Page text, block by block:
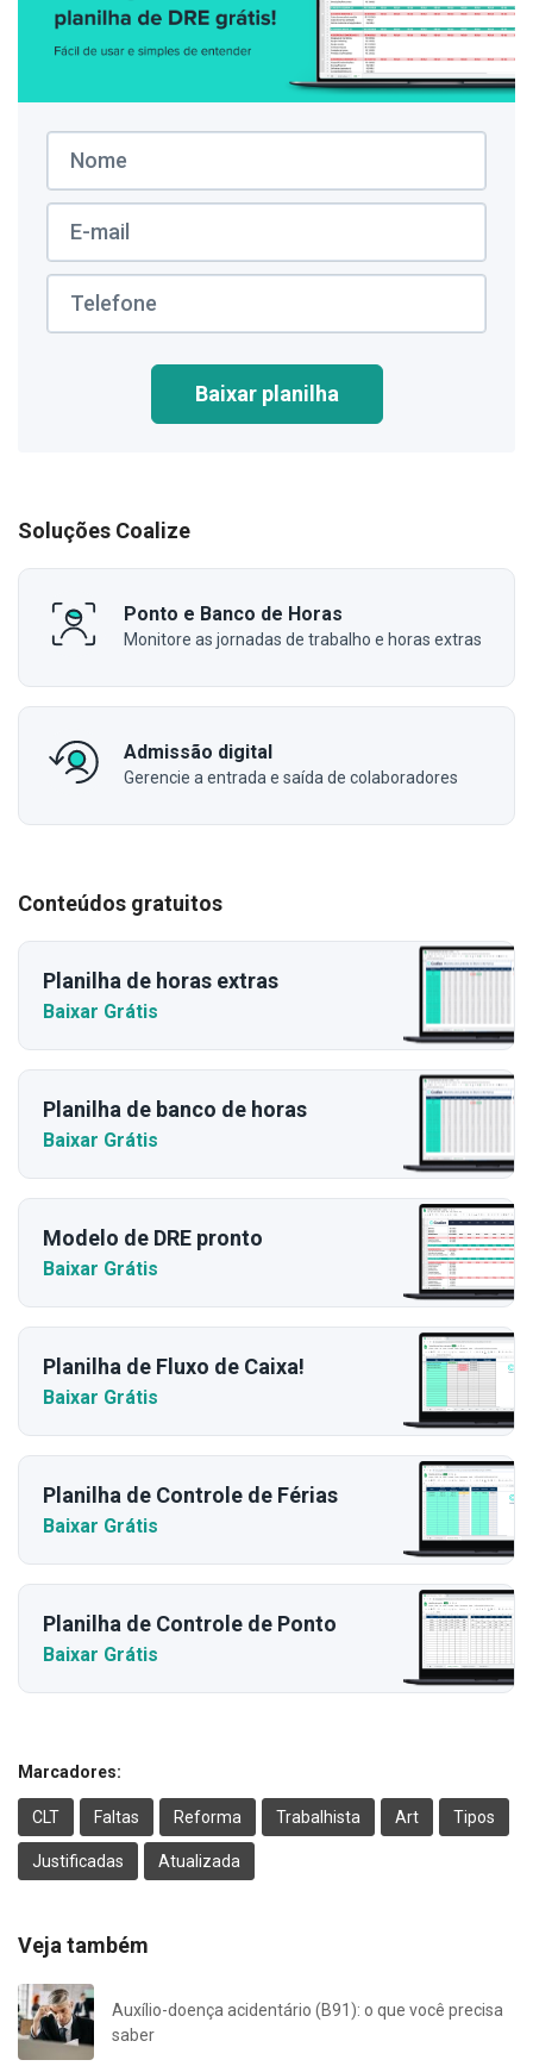
Baixar planilha
Soluções Coalize
Ponto e Banco de Horas
Monitore as jornadas de trabalho e horas extras
Admissão digital
Gerencie a entrada e saída de colaboradores
Conteúdos gratuitos
Planilha de horas extras
Baixar Grátis
Planilha de banco de horas
Baixar Grátis
Modelo de DRE pronto
Baixar Grátis
Planilha de Fluxo de Caixa!
Baixar Grátis
Planilha de Controle de Férias
Baixar Grátis
Planilha de Controle de Ponto
Baixar Grátis
Marcadores:
CLT Faltas Reforma Trabalhista Art Tipos
Justificadas Atualizada
Veja também
Auxílio-doença acidentário (B91): o que você precisa
saber